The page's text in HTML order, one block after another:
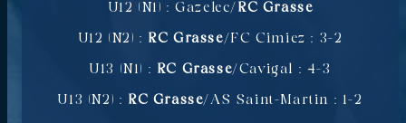
U12 (N1) : Gazelec/ RC Grasse
U12 (N2) : RC Grasse/FC Cimiez : 3-2
U13 (N1) : RC Grasse/Cavigal : 4-3
U13 (N2) : RC Grasse/AS Saint-Martin : 1-2